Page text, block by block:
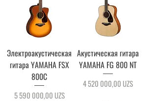
Электроакустическая
гитара YAMAHA FSX
800C
Цена
5 590 000,00 UZS
Акустическая гитара
YAMAHA FG 800 NT
Цена
4 520 000,00 UZS